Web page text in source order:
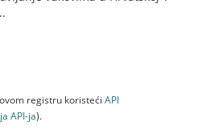
registru koristeći API
API-jа).